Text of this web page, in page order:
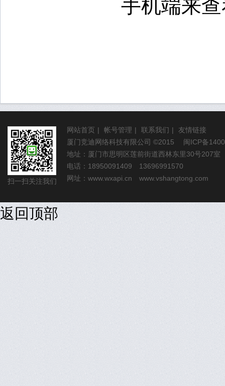
手机端来
扫一扫关注我们
网站首页 | 帐号管理 | 联系我们 |
友情链接
厦门竞迪网络科技有限公司 ©2015 闽ICP备
地址：厦门市思明区莲前街道西林东里30号207室
电话：18950091409 13696991570
网址： www.wxapi.cn www.vshangtong.com
返回顶部